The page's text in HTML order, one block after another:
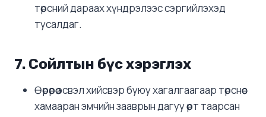
төрсний дараах хүндрэлээс сэргийлэхэд
тусалдаг.
7. Сойлтын бүс хэрэглэх
Өөрөөрөө эсвэл хийсвэр буюу хагалгаагаар төрснөөс
хамааран эмчийн зааврын дагуу өөрт таарсан